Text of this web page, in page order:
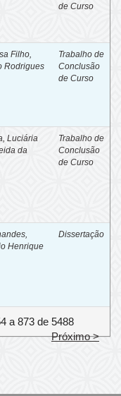
de Curso
Filho,
Rodrigues
Trabalho de
Conclusão
de Curso
Luciária
da
Trabalho de
Conclusão
de Curso
Henrique
Dissertação
a 873 de 5488
Próximo >